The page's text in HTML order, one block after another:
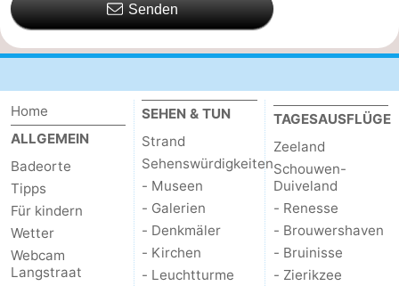
Senden
Home
ALLGEMEIN
Badeorte
Tipps
Für kindern
Wetter
Webcam
Langstraat
SEHEN & TUN
Strand
Sehenswürdigkeiten
- Museen
- Galerien
- Denkmäler
- Kirchen
- Leuchtturme
TAGESAUSFLÜGE
Zeeland
Schouwen-
Duiveland
- Renesse
- Brouwershaven
- Bruinisse
- Zierikzee